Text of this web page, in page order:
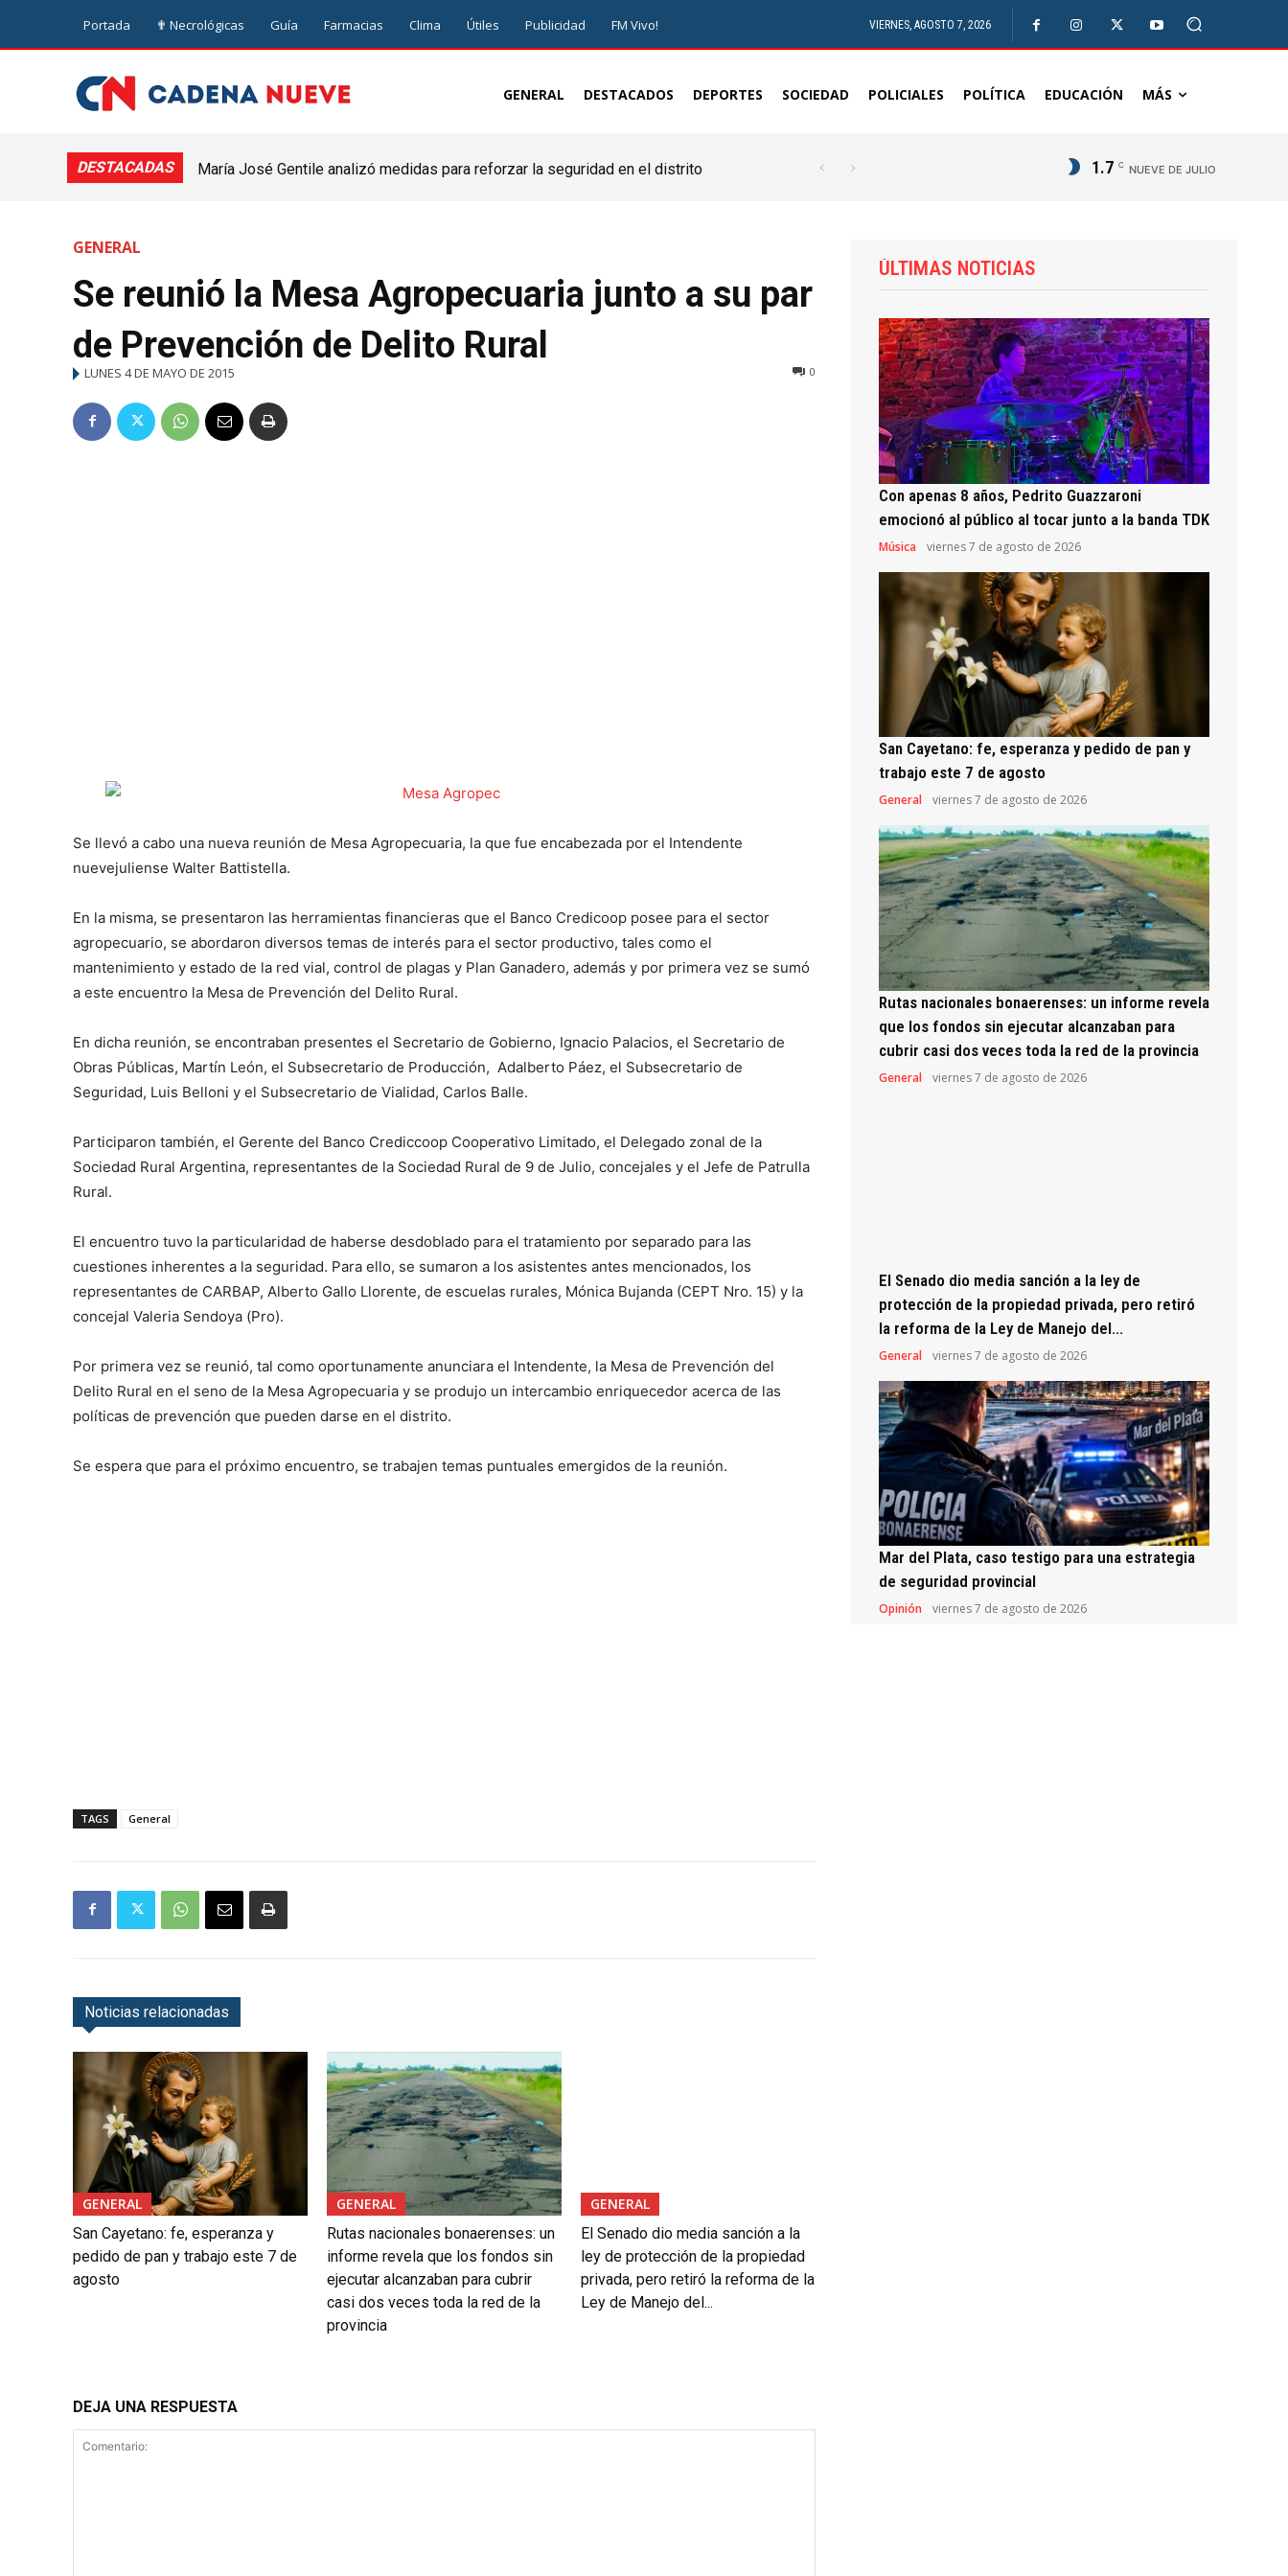
Portada ✟ Necrológicas Guía Farmacias Clima Útiles Publicidad FM Vivo! VIERNES, AGOSTO 7, 2026
GENERAL DESTACADOS DEPORTES SOCIEDAD POLICIALES POLÍTICA EDUCACIÓN MÁS
DESTACADAS
María José Gentile analizó medidas para reforzar la seguridad en el distrito
1.7 C NUEVE DE JULIO
GENERAL
Se reunió la Mesa Agropecuaria junto a su par
de Prevención de Delito Rural
LUNES 4 DE MAYO DE 2015 0
Se llevó a cabo una nueva reunión de Mesa Agropecuaria, la que fue encabezada por el Intendente
nuevejuliense Walter Battistella.
En la misma, se presentaron las herramientas financieras que el Banco Credicoop posee para el sector
agropecuario, se abordaron diversos temas de interés para el sector productivo, tales como el
mantenimiento y estado de la red vial, control de plagas y Plan Ganadero, además y por primera vez se sumó
a este encuentro la Mesa de Prevención del Delito Rural.
En dicha reunión, se encontraban presentes el Secretario de Gobierno, Ignacio Palacios, el Secretario de
Obras Públicas, Martín León, el Subsecretario de Producción, Adalberto Páez, el Subsecretario de
Seguridad, Luis Belloni y el Subsecretario de Vialidad, Carlos Balle.
Participaron también, el Gerente del Banco Crediccoop Cooperativo Limitado, el Delegado zonal de la
Sociedad Rural Argentina, representantes de la Sociedad Rural de 9 de Julio, concejales y el Jefe de Patrulla
Rural.
El encuentro tuvo la particularidad de haberse desdoblado para el tratamiento por separado para las
cuestiones inherentes a la seguridad. Para ello, se sumaron a los asistentes antes mencionados, los
representantes de CARBAP, Alberto Gallo Llorente, de escuelas rurales, Mónica Bujanda (CEPT Nro. 15) y la
concejal Valeria Sendoya (Pro).
Por primera vez se reunió, tal como oportunamente anunciara el Intendente, la Mesa de Prevención del
Delito Rural en el seno de la Mesa Agropecuaria y se produjo un intercambio enriquecedor acerca de las
políticas de prevención que pueden darse en el distrito.
Se espera que para el próximo encuentro, se trabajen temas puntuales emergidos de la reunión.
TAGS General
Noticias relacionadas
GENERAL
San Cayetano: fe, esperanza y
pedido de pan y trabajo este 7 de
agosto
GENERAL
Rutas nacionales bonaerenses: un
informe revela que los fondos sin
ejecutar alcanzaban para cubrir
casi dos veces toda la red de la
provincia
GENERAL
El Senado dio media sanción a la
ley de protección de la propiedad
privada, pero retiró la reforma de la
Ley de Manejo del...
DEJA UNA RESPUESTA
ÚLTIMAS NOTICIAS
Con apenas 8 años, Pedrito Guazzaroni
emocionó al público al tocar junto a la banda TDK
Música viernes 7 de agosto de 2026
San Cayetano: fe, esperanza y pedido de pan y
trabajo este 7 de agosto
General viernes 7 de agosto de 2026
Rutas nacionales bonaerenses: un informe revela
que los fondos sin ejecutar alcanzaban para
cubrir casi dos veces toda la red de la provincia
General viernes 7 de agosto de 2026
El Senado dio media sanción a la ley de
protección de la propiedad privada, pero retiró
la reforma de la Ley de Manejo del...
General viernes 7 de agosto de 2026
Mar del Plata, caso testigo para una estrategia
de seguridad provincial
Opinión viernes 7 de agosto de 2026